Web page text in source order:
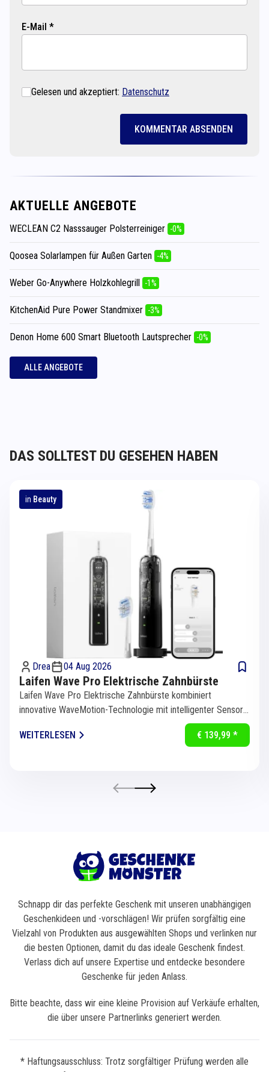
E-Mail *
Gelesen und akzeptiert: Datenschutz
KOMMENTAR ABSENDEN
AKTUELLE ANGEBOTE
WECLEAN C2 Nasssauger Polsterreiniger -0%
Qoosea Solarlampen für Außen Garten -4%
Weber Go-Anywhere Holzkohlegrill -1%
KitchenAid Pure Power Standmixer -3%
Denon Home 600 Smart Bluetooth Lautsprecher -0%
ALLE ANGEBOTE
DAS SOLLTEST DU GESEHEN HABEN
in Beauty
Drea 04 Aug 2026
Laifen Wave Pro Elektrische Zahnbürste
Laifen Wave Pro Elektrische Zahnbürste kombiniert
innovative WaveMotion-Technologie mit intelligenter Sensorik
WEITERLESEN
€ 139,99 *
Schnapp dir das perfekte Geschenk mit unseren unabhängigen
Geschenkideen und -vorschlägen! Wir prüfen sorgfältig eine
Vielzahl von Produkten aus ausgewählten Shops und verlinken nur
die besten Optionen, damit du das ideale Geschenk findest.
Verlass dich auf unsere Expertise und entdecke besondere
Geschenke für jeden Anlass.
Bitte beachte, dass wir eine kleine Provision auf Verkäufe erhalten,
die über unsere Partnerlinks generiert werden.
* Haftungsausschluss: Trotz sorgfältiger Prüfung werden alle